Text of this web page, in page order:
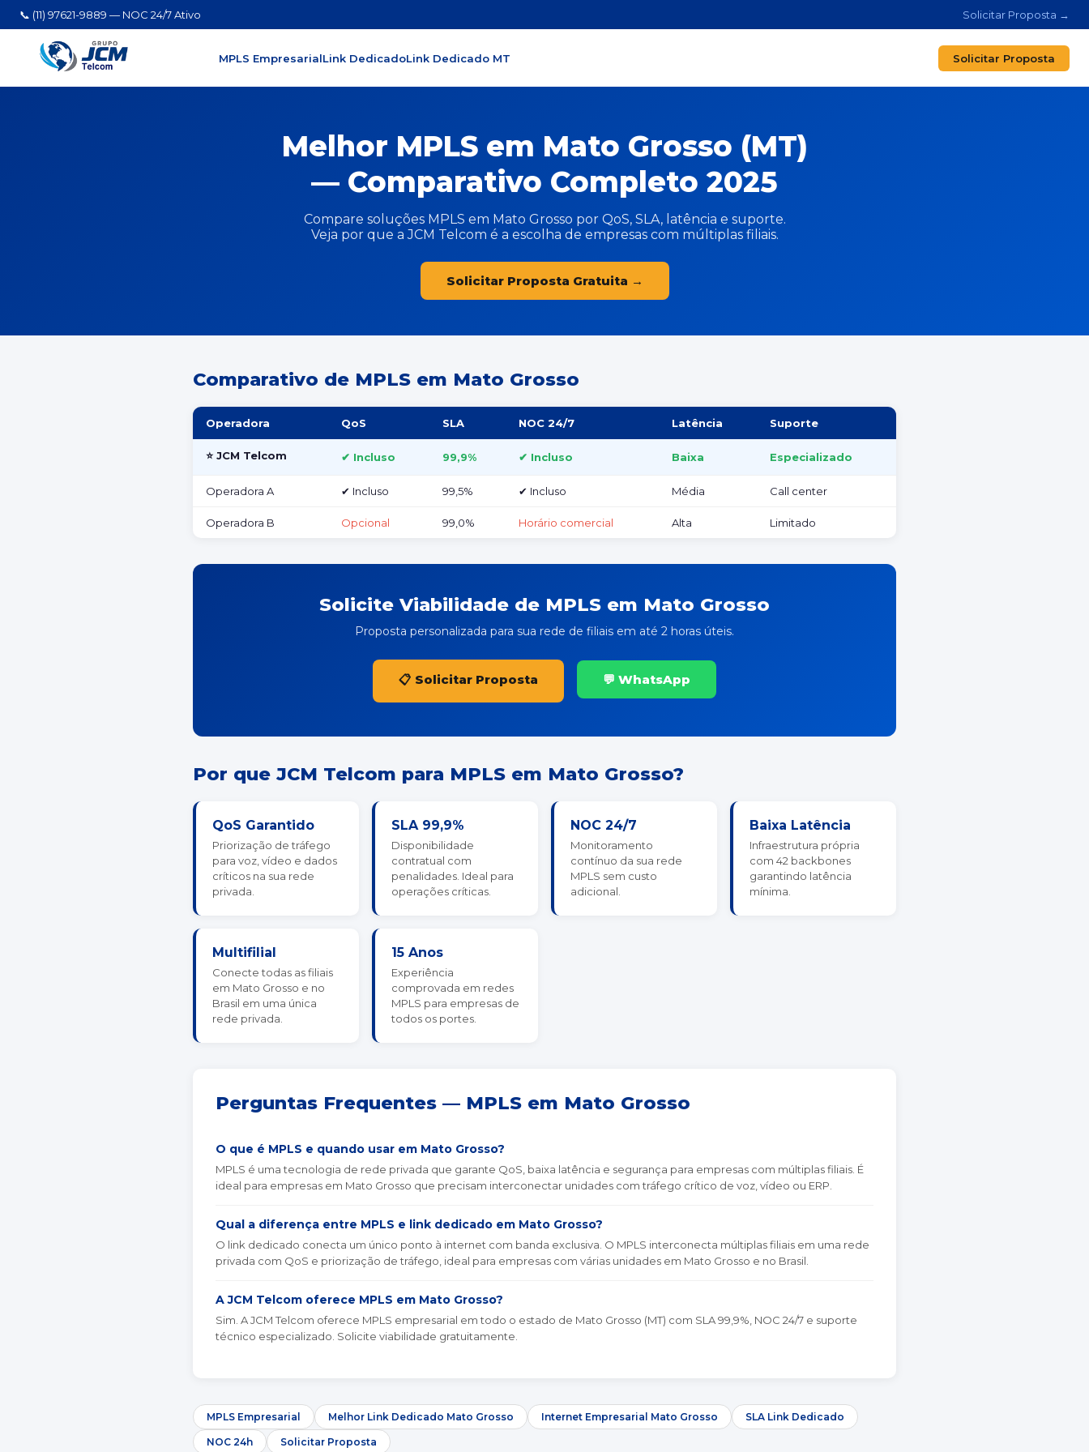
📞 (11) 97621-9889 — NOC 24/7 Ativo Solicitar Proposta →
MPLS EmpresarialLink DedicadoLink Dedicado MT Solicitar Proposta
Melhor MPLS em Mato Grosso (MT)
— Comparativo Completo 2025
Compare soluções MPLS em Mato Grosso por QoS, SLA, latência e suporte.
Veja por que a JCM Telcom é a escolha de empresas com múltiplas filiais.
Solicitar Proposta Gratuita →
Comparativo de MPLS em Mato Grosso
Operadora QoS SLA NOC 24/7 Latência Suporte
⭐ JCM Telcom ✔ Incluso 99,9% ✔ Incluso Baixa Especializado
Operadora A ✔ Incluso 99,5% ✔ Incluso Média Call center
Operadora B Opcional 99,0% Horário comercial Alta Limitado
Solicite Viabilidade de MPLS em Mato Grosso
Proposta personalizada para sua rede de filiais em até 2 horas úteis.
📋 Solicitar Proposta 💬 WhatsApp
Por que JCM Telcom para MPLS em Mato Grosso?
QoS Garantido
Priorização de tráfego
para voz, vídeo e dados
críticos na sua rede
privada.
SLA 99,9%
Disponibilidade
contratual com
penalidades. Ideal para
operações críticas.
NOC 24/7
Monitoramento
contínuo da sua rede
MPLS sem custo
adicional.
Baixa Latência
Infraestrutura própria
com 42 backbones
garantindo latência
mínima.
Multifilial
Conecte todas as filiais
em Mato Grosso e no
Brasil em uma única
rede privada.
15 Anos
Experiência
comprovada em redes
MPLS para empresas de
todos os portes.
Perguntas Frequentes — MPLS em Mato Grosso
O que é MPLS e quando usar em Mato Grosso?
MPLS é uma tecnologia de rede privada que garante QoS, baixa latência e segurança para empresas com múltiplas filiais. É
ideal para empresas em Mato Grosso que precisam interconectar unidades com tráfego crítico de voz, vídeo ou ERP.
Qual a diferença entre MPLS e link dedicado em Mato Grosso?
O link dedicado conecta um único ponto à internet com banda exclusiva. O MPLS interconecta múltiplas filiais em uma rede
privada com QoS e priorização de tráfego, ideal para empresas com várias unidades em Mato Grosso e no Brasil.
A JCM Telcom oferece MPLS em Mato Grosso?
Sim. A JCM Telcom oferece MPLS empresarial em todo o estado de Mato Grosso (MT) com SLA 99,9%, NOC 24/7 e suporte
técnico especializado. Solicite viabilidade gratuitamente.
MPLS Empresarial Melhor Link Dedicado Mato Grosso Internet Empresarial Mato Grosso SLA Link Dedicado
NOC 24h Solicitar Proposta